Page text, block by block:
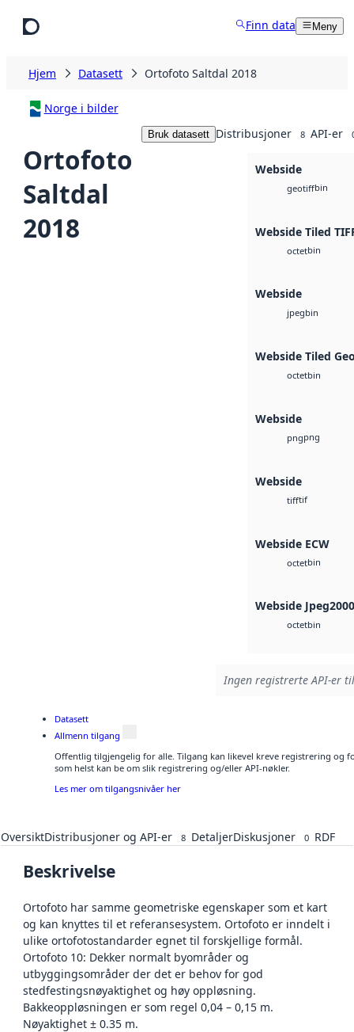
Finn data Meny
Hjem Datasett Ortofoto Saltdal 2018
Norge i bilder
Ortofoto
Saltdal
2018
Bruk datasett Distribusjoner 8 API-er
Webside
geotiffbin
Webside Tiled
octetbin
Webside
jpegbin
Webside Tiled
octetbin
Webside
pngpng
Webside
tifftif
Webside ECW
octetbin
Webside Jpeg2000
octetbin
Ingen registrerte API-er
Datasett
Allmenn tilgang
Offentlig tilgjengelig for alle. Tilgang kan likevel kreve registrering og
som helst kan be om slik registrering og/eller API-nøkler.
Les mer om tilgangsnivåer her
OversiktDistribusjoner og API-er 8 DetaljerDiskusjoner 0 RDF
Beskrivelse
Ortofoto har samme geometriske egenskaper som et kart
og kan knyttes til et referansesystem. Ortofoto er inndelt i
ulike ortofotostandarder egnet til forskjellige formål.
Ortofoto 10: Dekker normalt byområder og
utbyggingsområder der det er behov for god
stedfestingsnøyaktighet og høy oppløsning.
Bakkeoppløsningen er som regel 0,04 – 0,15 m.
Nøyaktighet ± 0.35 m.